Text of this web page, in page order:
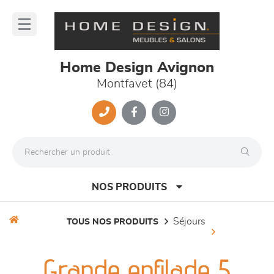
Home Design Avignon
Montfavet (84)
NOS PRODUITS
TOUS NOS PRODUITS séjours